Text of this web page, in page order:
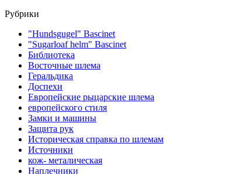
Рубрики
"Hundsgugel" Bascinet
"Sugarloaf helm" Bascinet
Библиотека
Восточные шлема
Геральдика
Доспехи
Европейские рыцарские шлема
европейского стиля
Замки и машины
Защита рук
Историческая справка по шлемам
Источники
кож- металическая
Наплечники